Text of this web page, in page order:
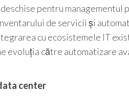
pentru managementul
de servicii și
cu ecosistemele IT
evoluția către automatizare
center